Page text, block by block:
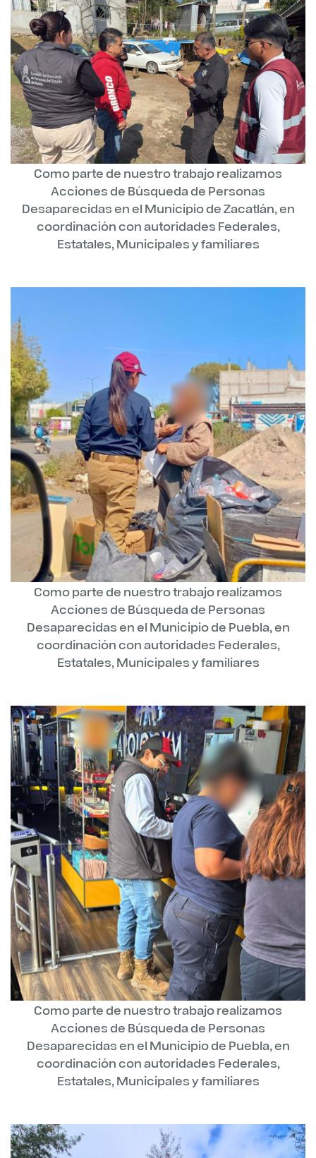
Como parte de nuestro trabajo realizamos
Acciones de Búsqueda de Personas
Desaparecidas en el Municipio de Zacatlán, en
coordinación con autoridades Federales,
Estatales, Municipales y familiares
Como parte de nuestro trabajo realizamos
Acciones de Búsqueda de Personas
Desaparecidas en el Municipio de Puebla, en
coordinación con autoridades Federales,
Estatales, Municipales y familiares
Como parte de nuestro trabajo realizamos
Acciones de Búsqueda de Personas
Desaparecidas en el Municipio de Puebla, en
coordinación con autoridades Federales,
Estatales, Municipales y familiares